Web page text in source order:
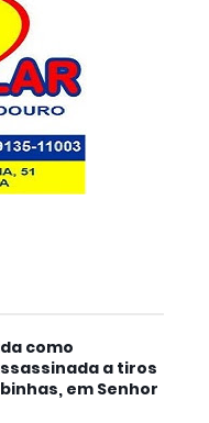
como
a tiros
em Senhor